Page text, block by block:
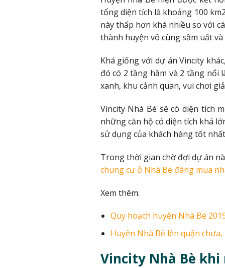
tổng diện tích là khoảng 100
này thấp hơn khá nhiều so với
thành huyện vô cùng sầm uất
Khá giống với dự án Vincity
đó có 2 tầng hầm và 2 tầng nổi
xanh, khu cảnh quan, vui chơi
Vincity Nhà Bè sẽ có diện tích
những căn hộ có diện tích khá
sử dụng của khách hàng tốt
Trong thời gian chờ đợi dự án
chung cư ở Nhà Bè đáng mua
Xem thêm:
Quy hoạch huyện Nhà Bè
Huyện Nhà Bè lên quận
Vincity Nhà Bè